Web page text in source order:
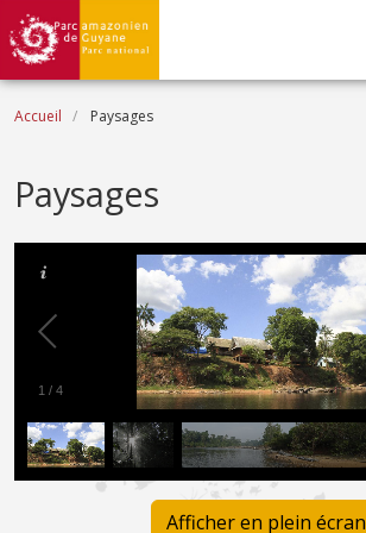
Aller au contenu principal
Fil d'Ariane
Accueil Paysages
Paysages
1 / 4
Afficher en plein écran